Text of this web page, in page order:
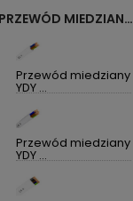
PRZEWÓD MIEDZIANY YDYP DRUT 3X1,5MM2 ŻO 450/750V
Przewód miedziany
YDY ...
Przewód miedziany
YDY ...